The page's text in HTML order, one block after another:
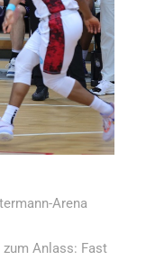
Arena
Anlass: Fast